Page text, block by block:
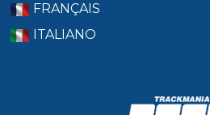
FRANÇAIS
ITALIANO